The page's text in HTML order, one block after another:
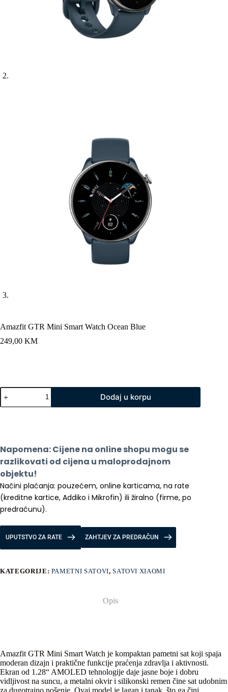
Amazfit GTR Mini Smart Watch Ocean Blue
249,00 KM
Amazfit
GTR
Mini
količina
Dodaj u korpu
Napomena: Cijene na online shopu mogu se
razlikovati od cijena u maloprodajnom
objektu!
Načini plaćanja: pouzećem, online karticama, na rate
(kreditne kartice, Addiko i Mikrofin) ili žiralno (firme, po
predračunu).
UPUTSTVO ZA RATE ZAHTJEV ZA PREDRAČUN
KATEGORIJE: PAMETNI SATOVI,SATOVI XIAOMI
Opis
Amazfit GTR Mini Smart Watch je kompaktan pametni sat koji spaja
moderan dizajn i praktične funkcije praćenja zdravlja i aktivnosti.
Ekran od 1.28“ AMOLED tehnologije daje jasne boje i dobru
vidljivost na suncu, a metalni okvir i silikonski remen čine sat udobnim